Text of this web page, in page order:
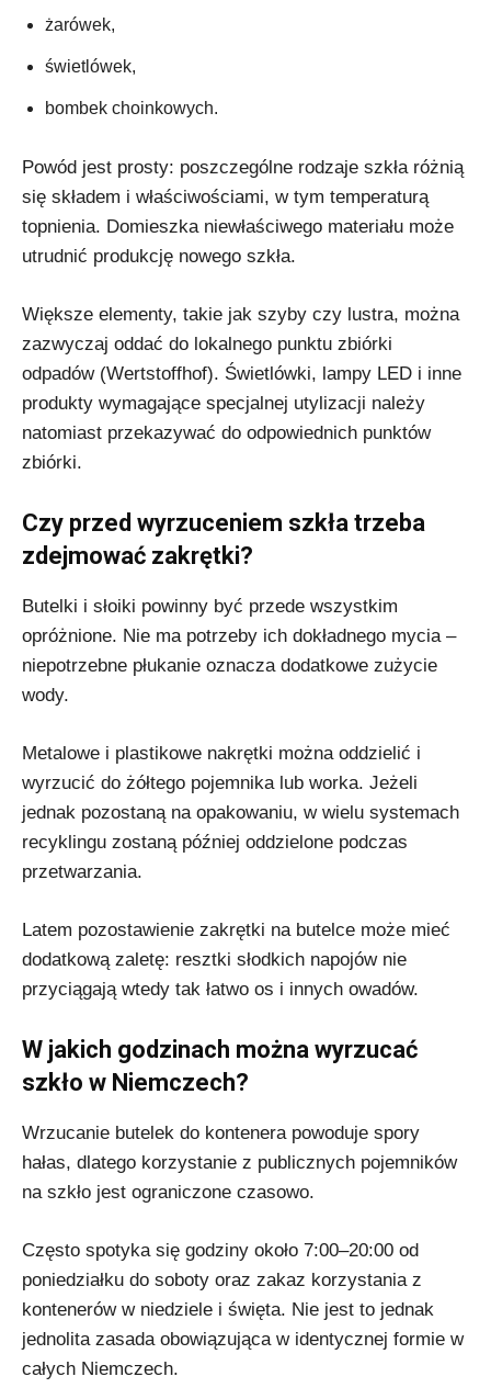
żarówek,
świetlówek,
bombek choinkowych.
Powód jest prosty: poszczególne rodzaje szkła różnią
się składem i właściwościami, w tym temperaturą
topnienia. Domieszka niewłaściwego materiału może
utrudnić produkcję nowego szkła.
Większe elementy, takie jak szyby czy lustra, można
zazwyczaj oddać do lokalnego punktu zbiórki
odpadów (Wertstoffhof). Świetlówki, lampy LED i inne
produkty wymagające specjalnej utylizacji należy
natomiast przekazywać do odpowiednich punktów
zbiórki.
Czy przed wyrzuceniem szkła trzeba
zdejmować zakrętki?
Butelki i słoiki powinny być przede wszystkim
opróżnione. Nie ma potrzeby ich dokładnego mycia –
niepotrzebne płukanie oznacza dodatkowe zużycie
wody.
Metalowe i plastikowe nakrętki można oddzielić i
wyrzucić do żółtego pojemnika lub worka. Jeżeli
jednak pozostaną na opakowaniu, w wielu systemach
recyklingu zostaną później oddzielone podczas
przetwarzania.
Latem pozostawienie zakrętki na butelce może mieć
dodatkową zaletę: resztki słodkich napojów nie
przyciągają wtedy tak łatwo os i innych owadów.
W jakich godzinach można wyrzucać
szkło w Niemczech?
Wrzucanie butelek do kontenera powoduje spory
hałas, dlatego korzystanie z publicznych pojemników
na szkło jest ograniczone czasowo.
Często spotyka się godziny około 7:00–20:00 od
poniedziałku do soboty oraz zakaz korzystania z
kontenerów w niedziele i święta. Nie jest to jednak
jednolita zasada obowiązująca w identycznej formie w
całych Niemczech.